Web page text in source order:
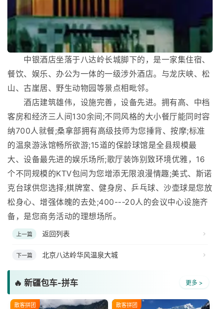
中银酒店坐落于八达岭长城脚下的，是一家集住宿、
餐饮、娱乐、办公为一体的一级涉外酒店。与龙庆峡、松
山、古崖居、野生动物园等景点相毗邻。
酒店建筑雄伟，设施完善，设备先进。拥有高、中档
客房和经济三人间130余间;不同风格的大小餐厅能同时容
纳700人就餐;桑拿部拥有高级技师为您捶背、按摩;标准
的温泉游泳馆畅所欲游;15道的保龄球馆是全县规模最
大、设备最先进的娱乐场所;歌厅装饰别致环境优雅，16
个不同规模的KTV包间为您增添无限浪漫情趣;美式、斯诺
克台球供您选择;棋牌室、健身房、乒乓球、沙壶球是您放
松身心、增强体魄的去处;400---20人的会议中心设施齐
备，是您商务活动的理想场所。
上一篇 返回列表
下一篇 北京八达岭华风温泉大城
🔥 新疆包车-拼车 更多 >
散客拼团 散客拼团